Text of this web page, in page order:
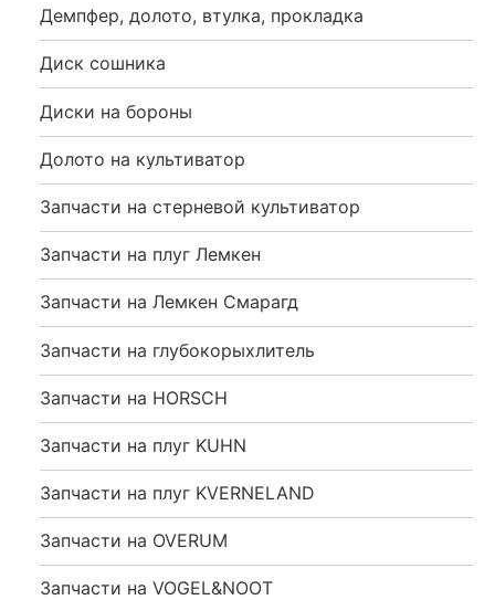
Демпфер, долото, втулка, прокладка
Диск сошника
Диски на бороны
Долото на культиватор
Запчасти на стерневой культиватор
Запчасти на плуг Лемкен
Запчасти на Лемкен Смарагд
Запчасти на глубокорыхлитель
Запчасти на HORSCH
Запчасти на плуг KUHN
Запчасти на плуг KVERNELAND
Запчасти на OVERUM
Запчасти на VOGEL&NOOT